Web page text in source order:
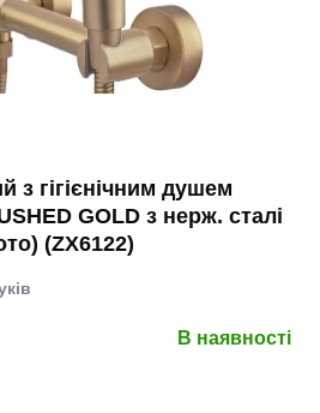
з гігієнічним душем
GOLD з нерж. сталі
(ZX6122)
В наявності